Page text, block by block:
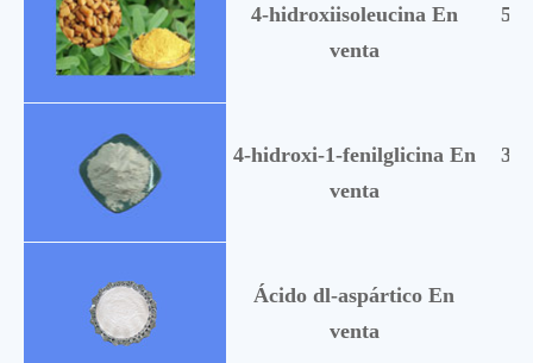
4-hidroxiisoleucina En
venta
4-hidroxi-1-fenilglicina En
venta
Ácido dl-aspártico En
venta